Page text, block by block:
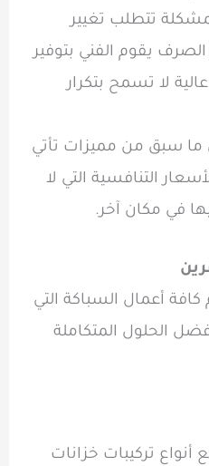
تتطلب تغيير
الصرف يقوم الفني بتوفير
لا تسمح بتكرار
ما سبق من مميزات تأتي
التنافسية التي لا
في مكان آخر.
أعمال السباكة التي
الحلول المتكاملة
تركيبات خزانات